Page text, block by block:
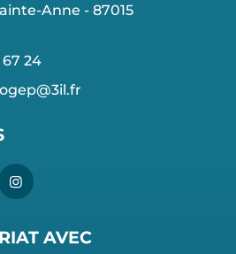
Anne - 87015
67 24
AVEC